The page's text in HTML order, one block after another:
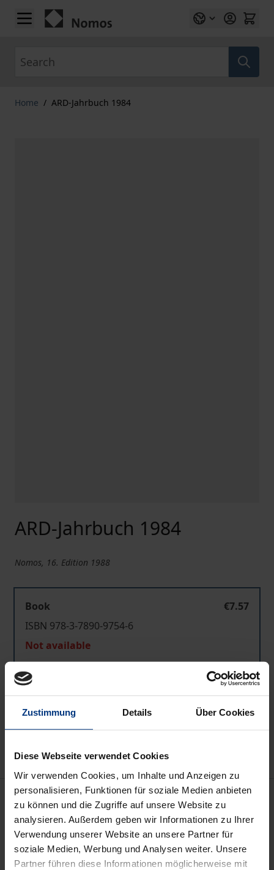
Zustimmung Details Über Cookies
Diese Webseite verwendet Cookies
Wir verwenden Cookies, um Inhalte und Anzeigen zu
personalisieren, Funktionen für soziale Medien anbieten
zu können und die Zugriffe auf unsere Website zu
analysieren. Außerdem geben wir Informationen zu Ihrer
Verwendung unserer Website an unsere Partner für
soziale Medien, Werbung und Analysen weiter. Unsere
Partner führen diese Informationen möglicherweise mit
Skip to Content
Home / ARD-Jahrbuch 1984
ARD-Jahrbuch 1984
Nomos, 16. Edition 1988
Book
€7.57
ISBN 978-3-7890-9754-6
Not available
Add to Cart
Add to Wish List
Delivery cost notice
Bibliographical data
Edition
16